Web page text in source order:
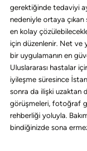
gerektiğinde tedaviyi
nedeniyle ortaya çıkan
en kolay
için düzenlenir. Net ve
bir uygulamanın en
Uluslararası hastalar
iyileşme süresince
sonra da ilişki
görüşmeleri, fotoğraf
rehberliği yoluyla.
bindiğinizde sona